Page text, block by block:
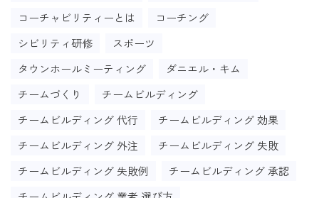
コーチャビリティーとは
コーチング
シビリティ研修
スポーツ
タウンホールミーティング
ダニエル・キム
チームづくり
チームビルディング
チームビルディング 代行
チームビルディング 効果
チームビルディング 外注
チームビルディング 失敗
チームビルディング 失敗例
チームビルディング 承認